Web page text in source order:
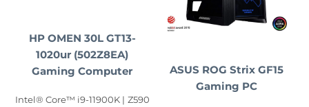
HP OMEN 30L GT13-
1020ur (502Z8EA)
Gaming Computer
Intel® Core™ i9-11900K | Z590
ASUS ROG Strix GF15
Gaming PC